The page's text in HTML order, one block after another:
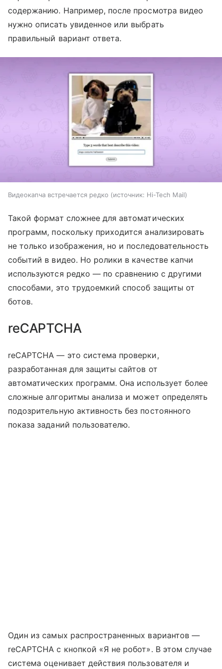
содержанию. Например, после просмотра видео
нужно описать увиденное или выбрать
правильный вариант ответа.
Видеокапча встречается редко источник: Hi-Tech Mail
Такой формат сложнее для автоматических
программ, поскольку приходится анализировать
не только изображения, но и последовательность
событий в видео. Но ролики в качестве капчи
используются редко — по сравнению с другими
способами, это трудоемкий способ защиты от
ботов.
reCAPTCHA
reCAPTCHA — это система проверки,
разработанная для защиты сайтов от
автоматических программ. Она использует более
сложные алгоритмы анализа и может определять
подозрительную активность без постоянного
показа заданий пользователю.
Один из самых распространенных вариантов —
reCAPTCHA с кнопкой «Я не робот». В этом случае
система оценивает действия пользователя и